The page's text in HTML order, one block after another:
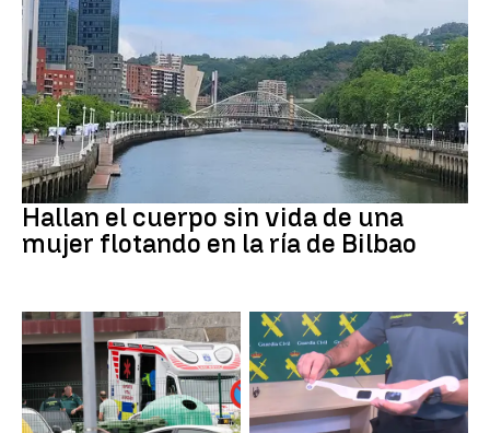
BILBAO
Hallan el cuerpo sin vida de una
mujer flotando en la ría de Bilbao
ASTURIAS Eclipse solar